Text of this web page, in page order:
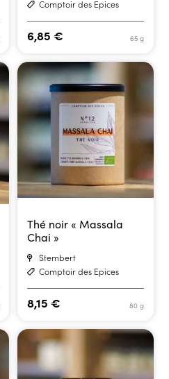
Comptoir des Epices
65 g
6,85 €
Thé noir « Massala
Chai »
Stembert
Comptoir des Epices
80 g
8,15 €